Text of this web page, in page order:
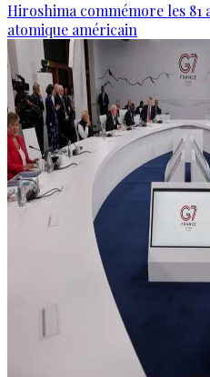
Hiroshima commémore les
atomique américain